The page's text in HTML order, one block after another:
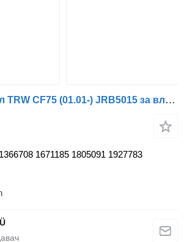
Хидроусилвател TRW CF75 (01.01-) JRB5015 за влекач DAF LF45, LF55, LF180, CF65, CF75, CF85 (2001-)
1671185 1805091 1927783